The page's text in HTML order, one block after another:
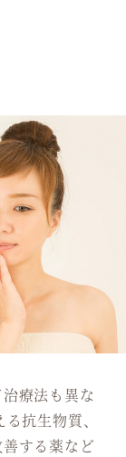
療法も異な
抗生物質、
する薬など